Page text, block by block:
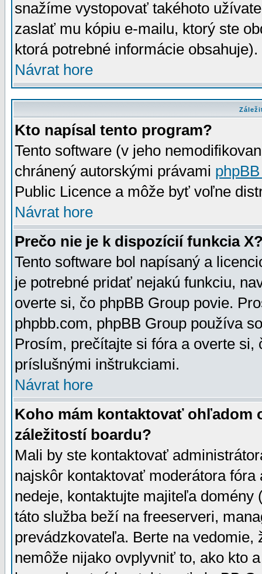
snažíme vystopovať takéhoto
zaslať mu kópiu e-mailu, ktorý ste
ktorá potrebné informácie
Návrat hore
Kto napísal tento program?
Tento software (v jeho
chránený autorskými právami
Public Licence a môže byť voľne
Návrat hore
Prečo nie je k dispozícií funkcia
Tento software bol napísaný a
je potrebné pridať nejakú funkciu,
overte si, čo phpBB Group povie.
phpbb.com, phpBB Group používa
Prosím, prečítajte si fóra a overte
príslušnými inštrukciami.
Návrat hore
Koho mám kontaktovať ohľadom
záležitostí boardu?
Mali by ste kontaktovať
najskôr kontaktovať moderátora
nedeje, kontaktujte majiteľa
táto služba beží na freeserveri,
prevádzkovateľa. Berte na vedomie,
nemôže nijako ovplyvniť to, ako kto